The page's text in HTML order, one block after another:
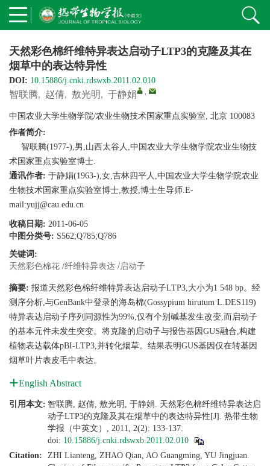
天然彩色棉纤维特异表达启动子LTP3的克隆及其在
烟草中的表达特异性
DOI: 10.15886/j.cnki.rdswxb.2011.02.010
智联腾, 赵倩, 敖光明, 于静娟 ,
中国农业大学生物学院/农业生物技术国家重点实验室, 北京 100083
作者简介:
智联腾(1977-),男,山西太谷人,中国农业大学生物学院农业生物技
术国家重点实验室博士.
通讯作者: 于静娟(1963-),女,吉林四平人,中国农业大学生物学院农业
生物技术国家重点实验室博士,教授,博士生导师.E-
mail:yujj@cau.edu.cn
收稿日期: 2011-06-05
中图分类号: S562;Q785;Q786
关键词:
天然彩色棉花 /纤维特异表达 /启动子
摘要: 报道天然彩色棉纤维特异表达启动子LTP3,大小为1 548 bp。经
测序分析,与GenBank中登录的海岛棉(Gossypium hirutum L.DES119)
特异表达启动子序列同源性为99%,仅有个别碱基发生改变,而启动子
的基本元件未发生突变。将克隆的启动子与报告基因GUS融合,构建
植物表达载体pBI-LTP3,并转化烟草。结果表明GUS基因仅在转基因
烟草叶片表皮毛中表达。
English Abstract
引用本文: 智联腾, 赵倩, 敖光明, 于静娟. 天然彩色棉纤维特异表达启
动子LTP3的克隆及其在烟草中的表达特异性[J]. 热带生物
学报（中英文）, 2011, 2(2): 133-137.
doi: 10.15886/j.cnki.rdswxb.2011.02.010
Citation:
ZHI Lianteng, ZHAO Qian, AO Guangming, YU Jingjuan.